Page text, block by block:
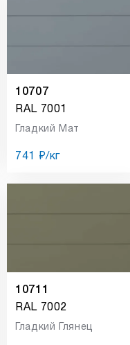
10707
RAL 7001
Гладкий Мат
741 ₽/кг
10711
RAL 7002
Гладкий Глянец